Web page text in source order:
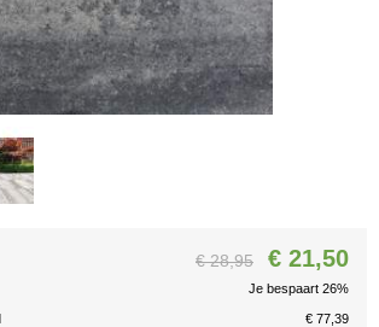
€ 28,95 € 21,50
Je bespaart 26%
€ 77,39